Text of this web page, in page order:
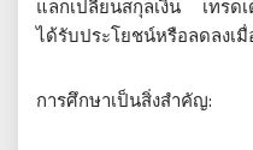
แลกเปลี่ยนสกุลเงิน เทรดเ
ได้รับประโยชน์หรือลดลงเมื่
การศึกษาเป็นสิ่งสำคัญ: